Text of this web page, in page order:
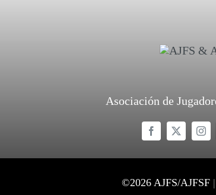
Asociación de
©2026 AJFS/AJFSF |